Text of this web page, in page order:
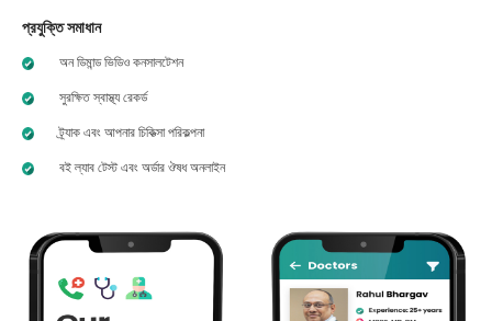
প্রযুক্তি সমাধান
অন ডিমান্ড ভিডিও কনসালটেশন
সুরক্ষিত স্বাস্থ্য রেকর্ড
ট্র্যাক এবং আপনার চিকিত্সা পরিকল্পনা
বই ল্যাব টেস্ট এবং অর্ডার ঔষধ অনলাইন